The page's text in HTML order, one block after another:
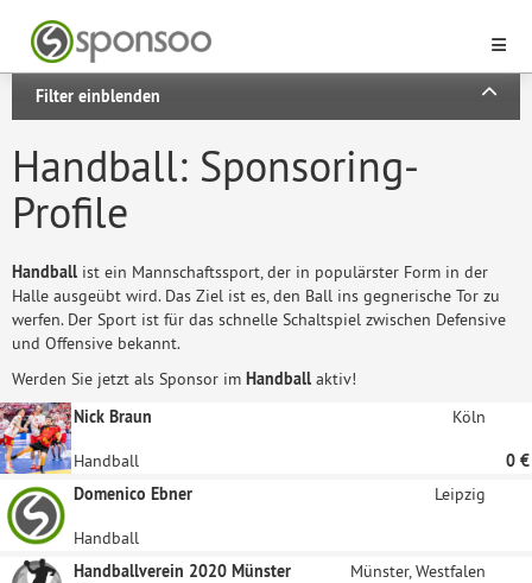
Filter einblenden
Handball: Sponsoring-
Profile
Handball ist ein Mannschaftssport, der in populärster Form in der
Halle ausgeübt wird. Das Ziel ist es, den Ball ins gegnerische Tor zu
werfen. Der Sport ist für das schnelle Schaltspiel zwischen Defensive
und Offensive bekannt.
Werden Sie jetzt als Sponsor im Handball aktiv!
Nick Braun
Köln
Handball
0 €
Domenico Ebner
Leipzig
Handball
Handballverein 2020 Münster
Münster, Westfalen